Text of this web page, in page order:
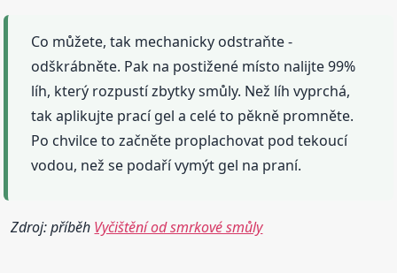
Co můžete, tak mechanicky odstraňte -
odškrábněte. Pak na postižené místo nalijte 99%
líh, který rozpustí zbytky smůly. Než líh vyprchá,
tak aplikujte prací gel a celé to pěkně promněte.
Po chvilce to začněte proplachovat pod tekoucí
vodou, než se podaří vymýt gel na praní.
Zdroj: příběh Vyčištění od smrkové smůly